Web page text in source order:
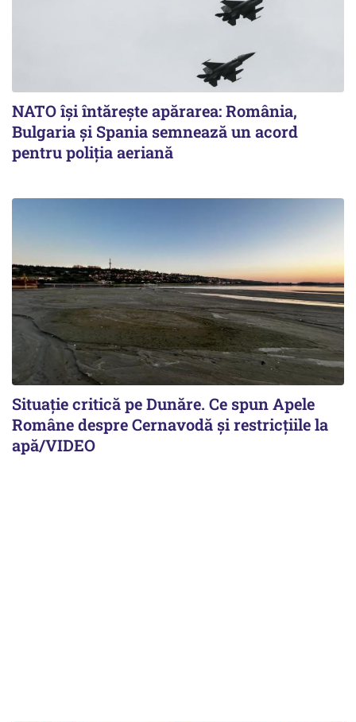
NATO își întărește apărarea: România,
Bulgaria și Spania semnează un acord
pentru poliția aeriană
Situație critică pe Dunăre. Ce spun Apele
Române despre Cernavodă și restricțiile la
apă/VIDEO